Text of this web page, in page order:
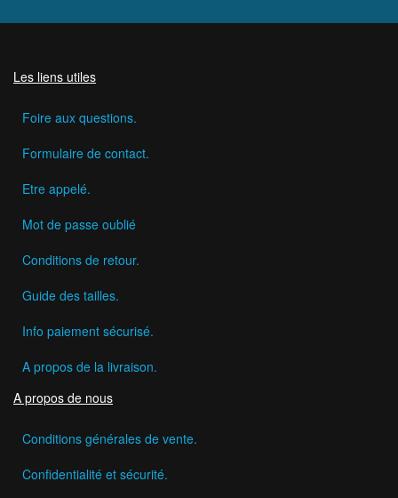
Les liens utiles
Foire aux questions.
Formulaire de contact.
Etre appelé.
Mot de passe oublié
Conditions de retour.
Guide des tailles.
Info paiement sécurisé.
A propos de la livraison.
A propos de nous
Conditions générales de vente.
Confidentialité et sécurité.